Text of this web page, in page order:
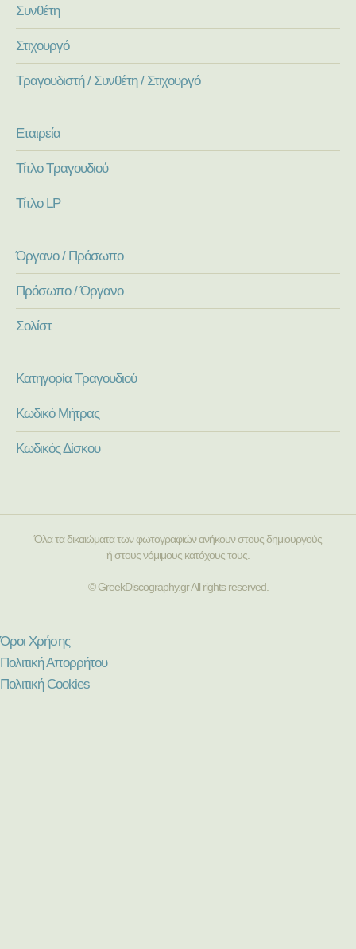
Συνθέτη
Στιχουργό
Τραγουδιστή / Συνθέτη / Στιχουργό
Εταιρεία
Τίτλο Τραγουδιού
Τίτλο LP
Όργανο / Πρόσωπο
Πρόσωπο / Όργανο
Σολίστ
Κατηγορία Τραγουδιού
Κωδικό Μήτρας
Κωδικός Δίσκου
Όλα τα δικαιώματα των φωτογραφιών ανήκουν στους δημιουργούς
ή στους νόμιμους κατόχους τους.
© GreekDiscography.gr All rights reserved.
Όροι Χρήσης
Πολιτική Απορρήτου
Πολιτική Cookies